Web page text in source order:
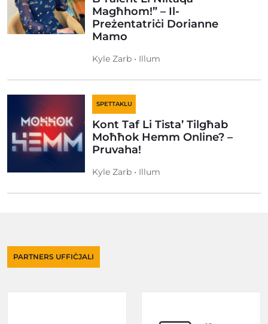
Magħhom!” – Il-
Preżentatriċi Dorianne
Mamo
Kyle Zarb • Illum
SPETTAKLU
Kont Taf Li Tista’ Tilgħab
Moħħok Hemm Online? –
Pruvaha!
Kyle Zarb • Illum
PARTNERS UFFIĊJALI